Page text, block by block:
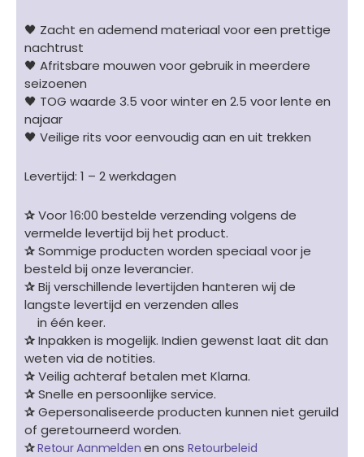
🖤 Zacht en ademend materiaal voor een prettige
nachtrust
🖤 Afritsbare mouwen voor gebruik in meerdere
seizoenen
🖤 TOG waarde 3.5 voor winter en 2.5 voor lente en
najaar
🖤 Veilige rits voor eenvoudig aan en uit trekken
Levertijd: 1 – 2 werkdagen
✰Voor 16:00 bestelde verzending volgens de
vermelde levertijd bij het product.
✰Sommige producten worden speciaal voor je
besteld bij onze leverancier.
✰Bij verschillende levertijden hanteren wij de
langste levertijd en verzenden alles
in één keer.
✰Inpakken is mogelijk. Indien gewenst laat dit dan
weten via de notities.
✰Veilig achteraf betalen met Klarna.
✰Snelle en persoonlijke service.
✰Gepersonaliseerde producten kunnen niet geruild
of geretourneerd worden.
✰Retour Aanmelden en ons Retourbeleid